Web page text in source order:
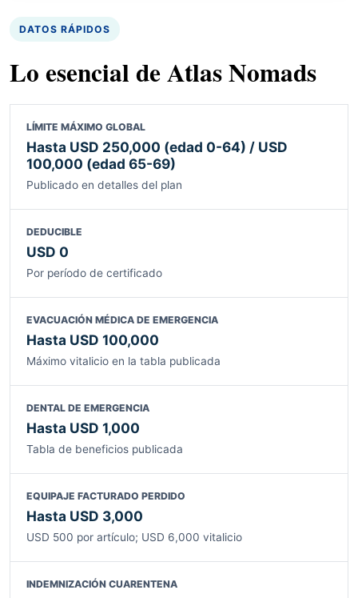
DATOS RÁPIDOS
Lo esencial de Atlas Nomads
LÍMITE MÁXIMO GLOBAL
Hasta USD 250,000 (edad 0-64) / USD
100,000 (edad 65-69)
Publicado en detalles del plan
DEDUCIBLE
USD 0
Por período de certificado
EVACUACIÓN MÉDICA DE EMERGENCIA
Hasta USD 100,000
Máximo vitalicio en la tabla publicada
DENTAL DE EMERGENCIA
Hasta USD 1,000
Tabla de beneficios publicada
EQUIPAJE FACTURADO PERDIDO
Hasta USD 3,000
USD 500 por artículo; USD 6,000 vitalicio
INDEMNIZACIÓN CUARENTENA